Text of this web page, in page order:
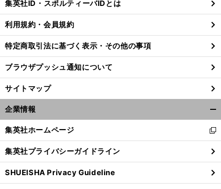
る
集英社ID・スポルティーバIDとは
利用規約・会員規約
特定商取引法に基づく表示・その他の事項
ブラウザプッシュ通知について
サイトマップ
企業情報
閉
る
集英社ホームページ
新
し
い
ウ
ィ
ン
集英社プライバシーガイドライン
SHUEISHA Privacy Guideline